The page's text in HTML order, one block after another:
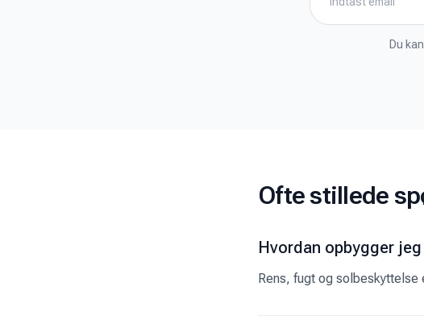
Du
Ofte stillede
Hvordan opbygger
Rens, fugt og solbeskyttelse